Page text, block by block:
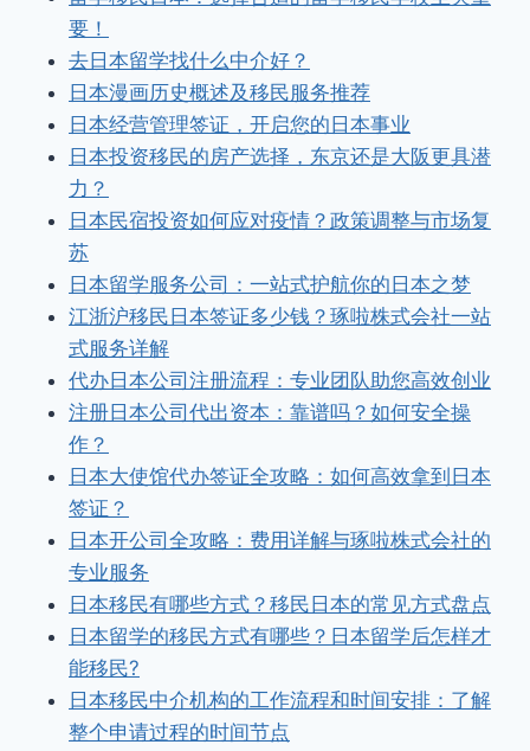
要！
去日本留学找什么中介好？
日本漫画历史概述及移民服务推荐
日本经营管理签证，开启您的日本事业
日本投资移民的房产选择，东京还是大阪更具潜
力？
日本民宿投资如何应对疫情？政策调整与市场复
苏
日本留学服务公司：一站式护航你的日本之梦
江浙沪移民日本签证多少钱？琢啦株式会社一站
式服务详解
代办日本公司注册流程：专业团队助您高效创业
注册日本公司代出资本：靠谱吗？如何安全操
作？
日本大使馆代办签证全攻略：如何高效拿到日本
签证？
日本开公司全攻略：费用详解与琢啦株式会社的
专业服务
日本移民有哪些方式？移民日本的常见方式盘点
日本留学的移民方式有哪些？日本留学后怎样才
能移民?
日本移民中介机构的工作流程和时间安排：了解
整个申请过程的时间节点